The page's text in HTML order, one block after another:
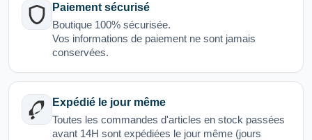
Paiement sécurisé
Boutique 100% sécurisée.
Vos informations de paiement ne sont jamais
conservées.
Expédié le jour même
Toutes les commandes d'articles en stock passées
avant 14H sont expédiées le jour même (jours